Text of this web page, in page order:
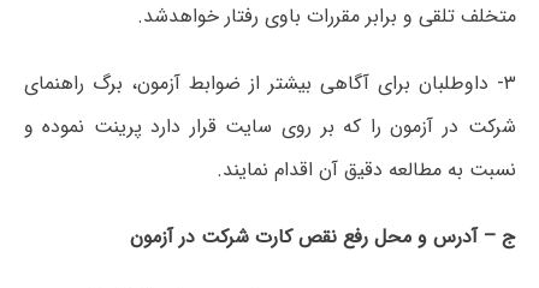
متخلف تلقی و برابر مقررات باوی رفتار خواهدشد.
۳- داوطلبان برای آگاهی بیشتر از ضوابط آزمون، برگ راهنمای
شرکت در آزمون را که بر روی سایت قرار دارد پرینت نموده و
نسبت به مطالعه دقیق آن اقدام نمایند.
ج – آدرس و محل‌ رفع نقص کارت شرکت در آزمون